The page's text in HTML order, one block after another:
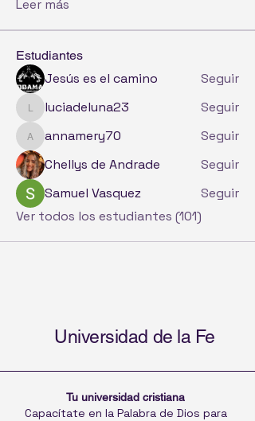
Leer más
Estudiantes
Jesús es el camino Seguir
luciadeluna23
luciadeluna23 Seguir
annamery70
annamery70
Seguir
Chellys de Andrade
Seguir
Samuel Vasquez
Seguir
Ver todos los estudiantes (101)
Universidad de la Fe
Tu universidad cristiana
Capacítate en la Palabra de Dios para